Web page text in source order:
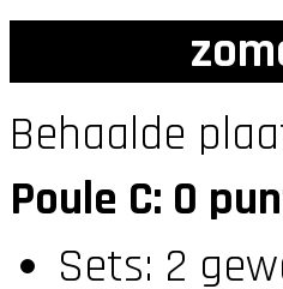
Behaalde
Poule C: 0
Sets: 2